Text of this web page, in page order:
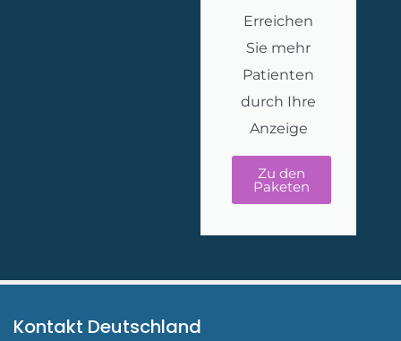
Erreichen
Sie mehr
Patienten
durch Ihre
Anzeige
Zu den
Paketen
Kontakt Deutschland